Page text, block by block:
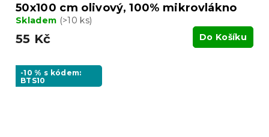
50x100 cm olivový, 100% mikrovlákno
Skladem (>10 ks)
55 Kč Do Košíku
-10 % s kódem:
BTS10